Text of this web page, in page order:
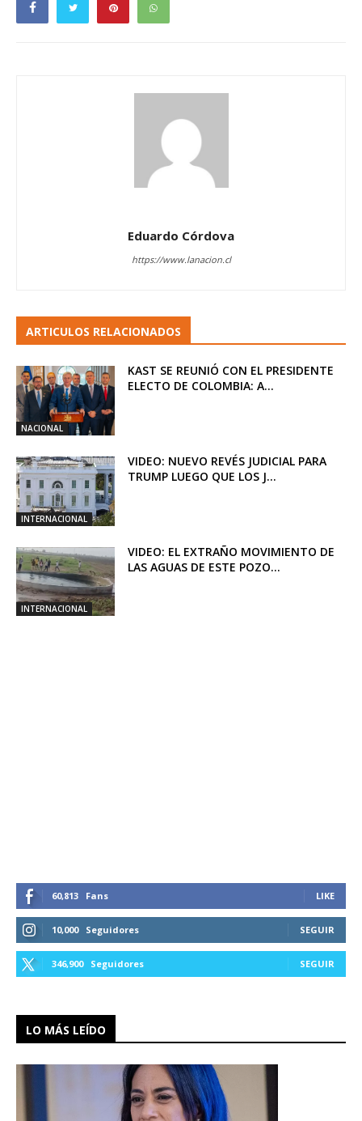
Eduardo Córdova
https://www.lanacion.cl
ARTICULOS RELACIONADOS
NACIONAL
KAST SE REUNIÓ CON EL PRESIDENTE
ELECTO DE COLOMBIA: A...
INTERNACIONAL
VIDEO: NUEVO REVÉS JUDICIAL PARA
TRUMP LUEGO QUE LOS J...
INTERNACIONAL
VIDEO: EL EXTRAÑO MOVIMIENTO DE
LAS AGUAS DE ESTE POZO...
60,813 Fans LIKE
10,000 Seguidores SEGUIR
346,900 Seguidores SEGUIR
LO MÁS LEÍDO